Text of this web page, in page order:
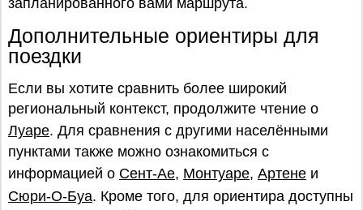
запланированного вами маршрута.
Дополнительные ориентиры для
поездки
Если вы хотите сравнить более широкий
региональный контекст, продолжите чтение о
Луаре. Для сравнения с другими населёнными
пунктами также можно ознакомиться с
информацией о Сент-Ае, Монтуаре, Артене и
Сюри-О-Буа. Кроме того, для ориентира доступны